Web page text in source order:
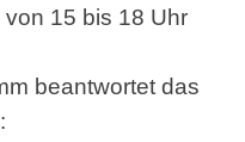
15 bis 18 Uhr
beantwortet das